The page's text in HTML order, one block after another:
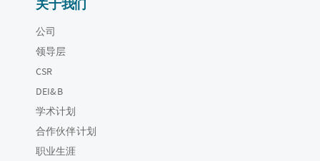
关于我们
公司
领导层
CSR
DEI&B
学术计划
合作伙伴计划
职业生涯